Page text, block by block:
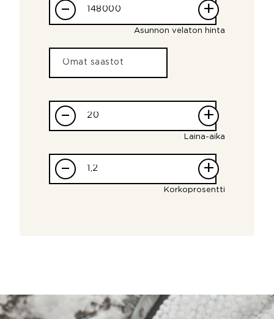
– +
Asunnon velaton hinta
– +
Laina-aika
– +
Korkoprosentti